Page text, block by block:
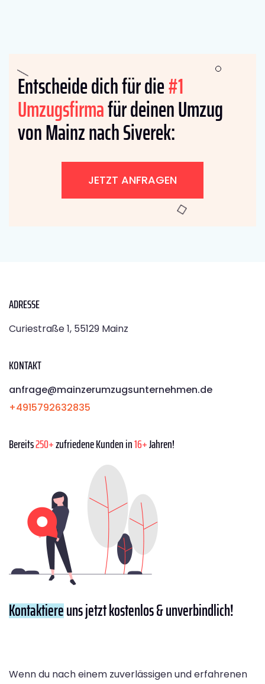
Entscheide dich für die#1
Umzugsfirmafür deinen Umzug
von Mainz nach Siverek:
JETZT ANFRAGEN
ADRESSE
Curiestraße 1, 55129 Mainz
KONTAKT
anfrage@mainzerumzugsunternehmen.de
+4915792632835
Bereits250+zufriedene Kunden in16+Jahren!
Kontaktiereuns jetzt kostenlos & unverbindlich!
Wenn du nach einem zuverlässigen und erfahrenen